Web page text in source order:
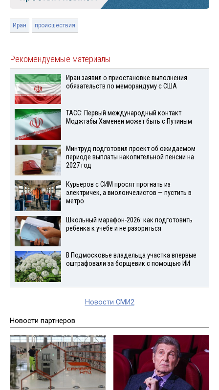
Иран происшествия
Рекомендуемые материалы
Иран заявил о приостановке выполнения
обязательств по меморандуму с США
ТАСС: Первый международный контакт
Моджтабы Хаменеи может быть с Путиным
Минтруд подготовил проект об ожидаемом
периоде выплаты накопительной пенсии на
2027 год
Курьеров с СИМ просят прогнать из
электричек, а виолончелистов — пустить в
метро
Школьный марафон-2026: как подготовить
ребенка к учебе и не разориться
В Подмосковье владельца участка впервые
оштрафовали за борщевик с помощью ИИ
Новости СМИ2
Новости партнеров